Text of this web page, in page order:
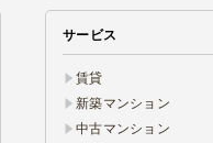
サービス
賃貸
新築マンション
中古マンション